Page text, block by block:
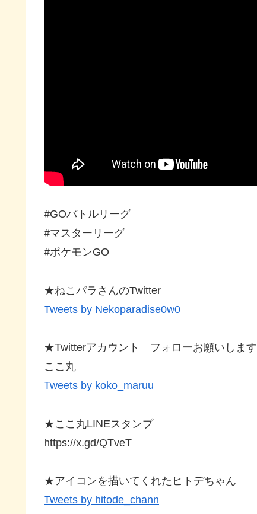
#GOバトルリーグ
#マスターリーグ
#ポケモンGO
★ねこパラさんのTwitter
Tweets by Nekoparadise0w0
★Twitterアカウント フォローお願いします
ここ丸
Tweets by koko_maruu
★ここ丸LINEスタンプ
https://x.gd/QTveT
★アイコンを描いてくれたヒトデちゃん
Tweets by hitode_chann